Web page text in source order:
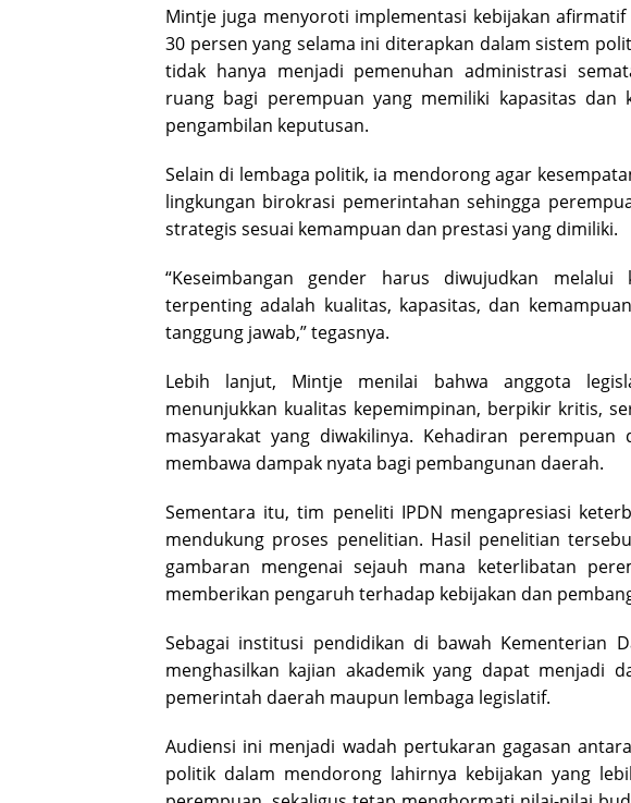
Mintje juga menyoroti implementasi kebijakan
30 persen yang selama ini diterapkan dalam sistem
tidak hanya menjadi pemenuhan administrasi
ruang bagi perempuan yang memiliki kapasitas
pengambilan keputusan.
Selain di lembaga politik, ia mendorong agar
lingkungan birokrasi pemerintahan sehingga
strategis sesuai kemampuan dan prestasi yang dimiliki.
“Keseimbangan gender harus diwujudkan melalui
terpenting adalah kualitas, kapasitas, dan
tanggung jawab,” tegasnya.
Lebih lanjut, Mintje menilai bahwa anggota
menunjukkan kualitas kepemimpinan, berpikir kritis,
masyarakat yang diwakilinya. Kehadiran
membawa dampak nyata bagi pembangunan daerah.
Sementara itu, tim peneliti IPDN mengapresiasi
mendukung proses penelitian. Hasil penelitian
gambaran mengenai sejauh mana keterlibatan
memberikan pengaruh terhadap kebijakan dan
Sebagai institusi pendidikan di bawah Kementerian
menghasilkan kajian akademik yang dapat menjadi
pemerintah daerah maupun lembaga legislatif.
Audiensi ini menjadi wadah pertukaran gagasan
politik dalam mendorong lahirnya kebijakan yang